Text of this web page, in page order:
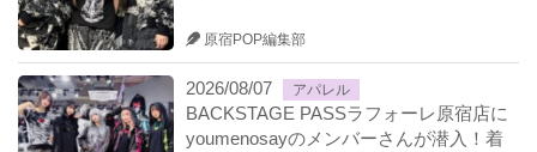
原宿POP編集部
2026/08/07 アパレル
BACKSTAGE PASSラフォーレ原宿店に
youmenosayのメンバーさんが潜入！着